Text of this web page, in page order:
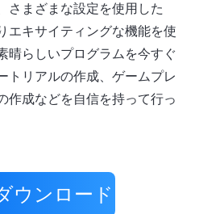
さまざまな設定を使用した
エキサイティングな機能を使
晴らしいプログラムを今すぐ
トリアルの作成、ゲームプレ
作成などを自信を持って行っ
ウンロード